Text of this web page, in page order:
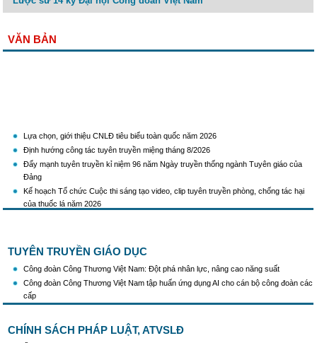
VĂN BẢN
Lựa chọn, giới thiệu CNLĐ tiêu biểu toàn quốc năm 2026
Định hướng công tác tuyên truyền miệng tháng 8/2026
Đẩy mạnh tuyên truyền kỉ niệm 96 năm Ngày truyền thống ngành Tuyên giáo của
Đảng
Kế hoạch Tổ chức Cuộc thi sáng tạo video, clip tuyên truyền phòng, chống tác hại
của thuốc lá năm 2026
KH Triển khai Ch/tr hành động của CĐCTVN thực hiện Chỉ thị số 58/CT-TW ngày
tình hình mới"
Triển khai thực hiện Hướng dẫn số 28/HD-BTGDVTW về xác định, lựa chọn ngày
truyền thống, ngày thành lập, ngày tái lập sau sắp xếp tổ chức bộ máy của hệ thống
chính trị
Triển khai truyền thông "Chiến dịch 500 ngày đêm đẩy mạnh thực hiện tìm kiếm, quy
Hướng dẫn tuyên truyền kỷ niệm 97 năm Ngày thành lập Công đoàn Việt Nam
TUYÊN TRUYỀN GIÁO DỤC
Công đoàn Công Thương Việt Nam: Đột phá nhân lực, nâng cao năng suất
Công đoàn Công Thương Việt Nam tập huấn ứng dụng AI cho cán bộ công đoàn các
cấp
CHÍNH SÁCH PHÁP LUẬT, ATVSLĐ